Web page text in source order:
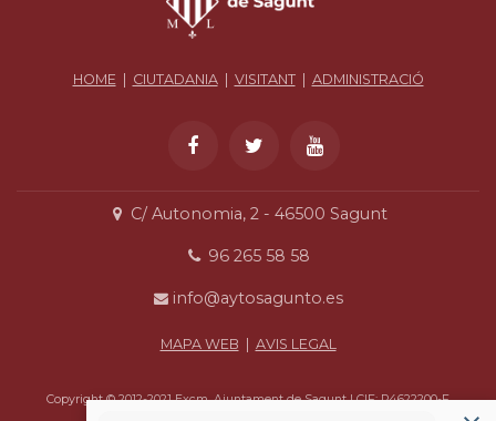
HOME| CIUTADANIA| VISITANT| ADMINISTRACIÓ
C/ Autonomia, 2 - 46500 Sagunt
96 265 58 58
info@aytosagunto.es
MAPA WEB AVIS LEGAL
Copyright © 2012-2021 Excm. Ajuntament de Sagunt | CIF: P4622200-F